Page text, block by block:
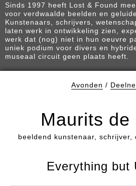
Sinds 1997 heeft Lost & Found
voor verdwaalde beelden en
Kunstenaars, schrijvers,
laten werk in ontwikkeling zien,
werk dat (nog) niet in hun oeuvre
uniek podium voor divers en
museaal circuit geen plaats heeft.
Avonden /
Maurits de
beeldend kunstenaar, schrijver,
Everything but